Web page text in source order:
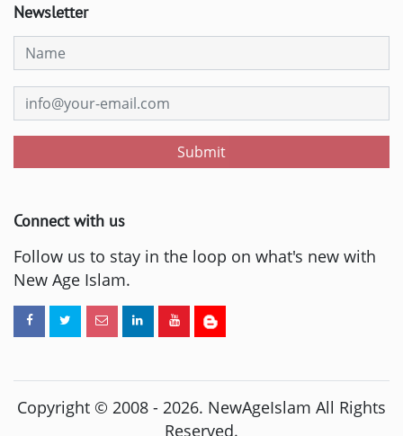
Newsletter
Submit
Connect with us
Follow us to stay in the loop on what's new with
New Age Islam.
Copyright © 2008 - 2026. NewAgeIslam All Rights
Reserved.